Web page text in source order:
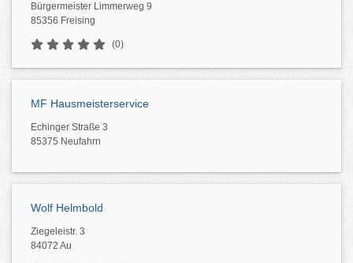
Bürgermeister Limmerweg 9
85356 Freising
(0)
MF Hausmeisterservice
Echinger Straße 3
85375 Neufahrn
Wolf Helmbold
Ziegeleistr. 3
84072 Au